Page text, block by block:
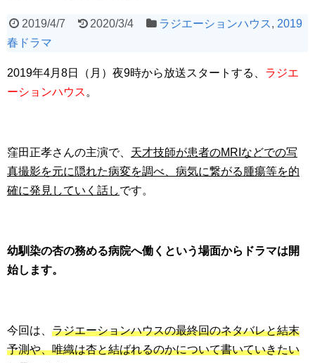
2019/4/7 2020/3/4 ラジエーションハウス, 2019
春ドラマ
2019年4月8日（月）夜9時から放送スタートする、 ラジエ
ーションハウス 。
窪田正孝さんの主演で、 天才技師が患者のMRIなどでの写
真撮影を元に隠れた病変を調べ、病気に繋がる腫瘍等を的
確に発見していく話しです。
幼馴染の杏の務める病院へ働くという場面からドラマは開
始します。
今回は、 ラジエーションハウスの最終回のネタバレと結末
予測や、唯織は杏と結ばれるのかについて書いていきたい